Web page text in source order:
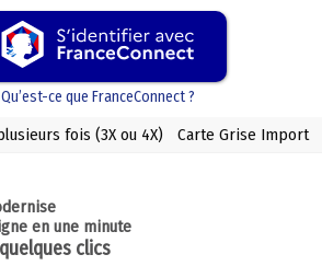
Qu’est-ce que FranceConnect ?
fois (3X ou 4X) Carte Grise Import
en une minute
clics